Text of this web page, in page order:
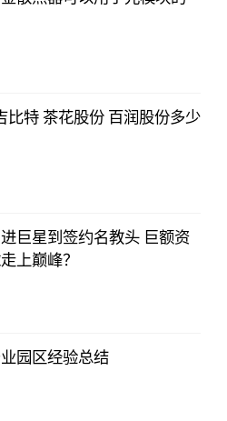
比特 茶花股份 百润股份多少
巨星到签约名教头 巨额资
上巅峰？
园区经验总结